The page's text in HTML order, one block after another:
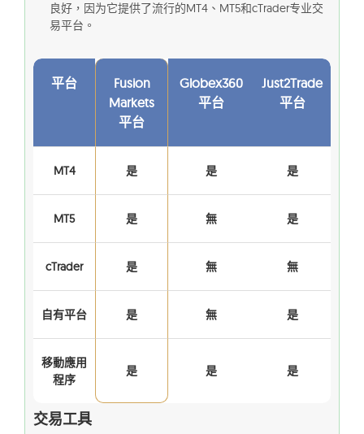
良好，因为它提供了流行的MT4、MT5和cTrader专业交
易平台。
平台
Fusion
Markets
平台
Globex360
平台
Just2Trade
平台
MT4 是 是 是
MT5 是 無 是
cTrader 是 無 無
自有平台 是 無 是
移動應用
程序
是 是 是
交易工具